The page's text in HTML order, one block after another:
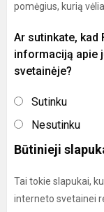
pomėgius, kurią
Ar sutinkate, kad
informaciją apie
svetainėje?
Sutinku
Nesutinku
Būtinieji
Tai tokie slapukai,
interneto svetainei